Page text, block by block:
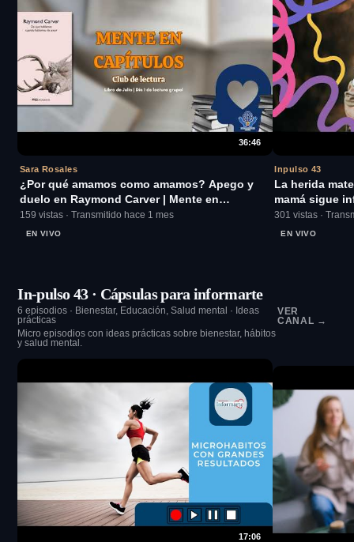
36:46
Sara Rosales
¿Por qué amamos como amamos? Apego y
duelo en Raymond Carver | Mente en
Capítulos Ep. 04
159 vistas · Transmitido hace 1 mes
EN VIVO
Inpulso 43
La herida
mamá sigue
301 vistas ·
EN VIVO
In-pulso 43 · Cápsulas para informarte
6 episodios · Bienestar, Educación, Salud mental · Ideas
prácticas
Micro episodios con ideas prácticas sobre bienestar, hábitos
y salud mental.
VER
CANAL →
17:06